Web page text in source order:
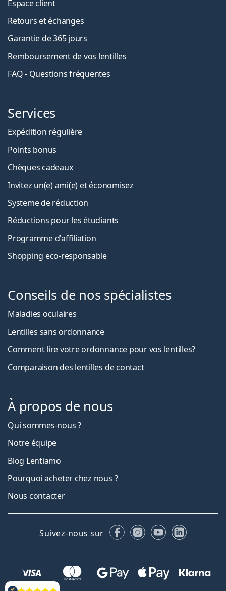
Espace client
Retours et échanges
Garantie de 365 jours
Remboursement de vos lentilles
FAQ - Questions fréquentes
Services
Expédition régulière
Points bonus
Chèques cadeaux
Invitez un(e) ami(e) et économisez
Systeme de réduction
Réductions pour les étudiants
Programme d'affiliation
Shopping eco-responsable
Conseils de nos spécialistes
Maladies oculaires
Lentilles sans ordonnance
Comment lire votre ordonnance pour vos lentilles?
Comparaison des lentilles de contact
À propos de nous
Qui sommes-nous ?
Notre équipe
Blog Lentiamo
Pourquoi acheter chez nous ?
Nous contacter
Suivez-nous sur FacebookInstagram
YouTubeLinkedIn